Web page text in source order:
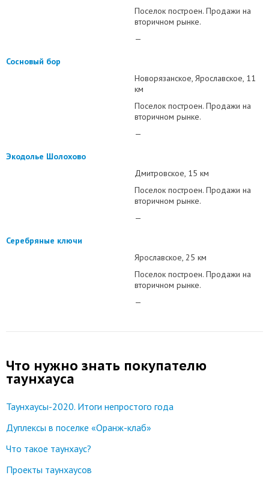
Поселок построен. Продажи на
вторичном рынке.
—
Сосновый бор
Новорязанское Ярославское 11
км
Поселок построен. Продажи на
вторичном рынке.
—
Экодолье Шолохово
Дмитровское 15 км
Поселок построен. Продажи на
вторичном рынке.
—
Серебряные ключи
Ярославское 25 км
Поселок построен. Продажи на
вторичном рынке.
—
Что нужно знать покупателю
таунхауса
Таунхаусы-2020. Итоги непростого года
Дуплексы в поселке «Оранж-клаб»
Что такое таунхаус?
Проекты таунхаусов